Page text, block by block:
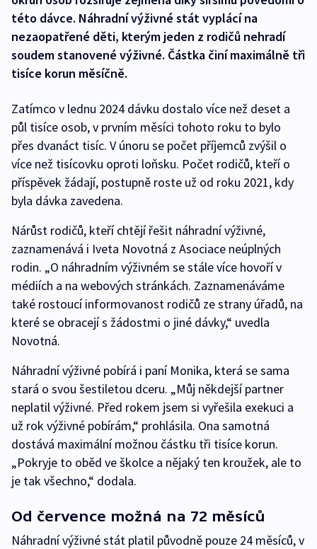
této dávce. Náhradní výživné stát vyplácí na
nezaopatřené děti, kterým jeden z rodičů nehradí
soudem stanovené výživné. Částka činí maximálně tři
tisíce korun měsíčně.
Zatímco v lednu 2024 dávku dostalo více než deset a
půl tisíce osob, v prvním měsíci tohoto roku to bylo
přes dvanáct tisíc. V únoru se počet příjemců zvýšil o
více než tisícovku oproti loňsku. Počet rodičů, kteří o
příspěvek žádají, postupně roste už od roku 2021, kdy
byla dávka zavedena.
Nárůst rodičů, kteří chtějí řešit náhradní výživné,
zaznamenává i Iveta Novotná z Asociace neúplných
rodin. „O náhradním výživném se stále více hovoří v
médiích a na webových stránkách. Zaznamenáváme
také rostoucí informovanost rodičů ze strany úřadů, na
které se obracejí s žádostmi o jiné dávky,“ uvedla
Novotná.
Náhradní výživné pobírá i paní Monika, která se sama
stará o svou šestiletou dceru. „Můj někdejší partner
neplatil výživné. Před rokem jsem si vyřešila exekuci a
už rok výživné pobírám,“ prohlásila. Ona samotná
dostává maximální možnou částku tři tisíce korun.
„Pokryje to oběd ve školce a nějaký ten kroužek, ale to
je tak všechno,“ dodala.
Od července možná na 72 měsíců
Náhradní výživné stát platil původně pouze 24 měsíců, v